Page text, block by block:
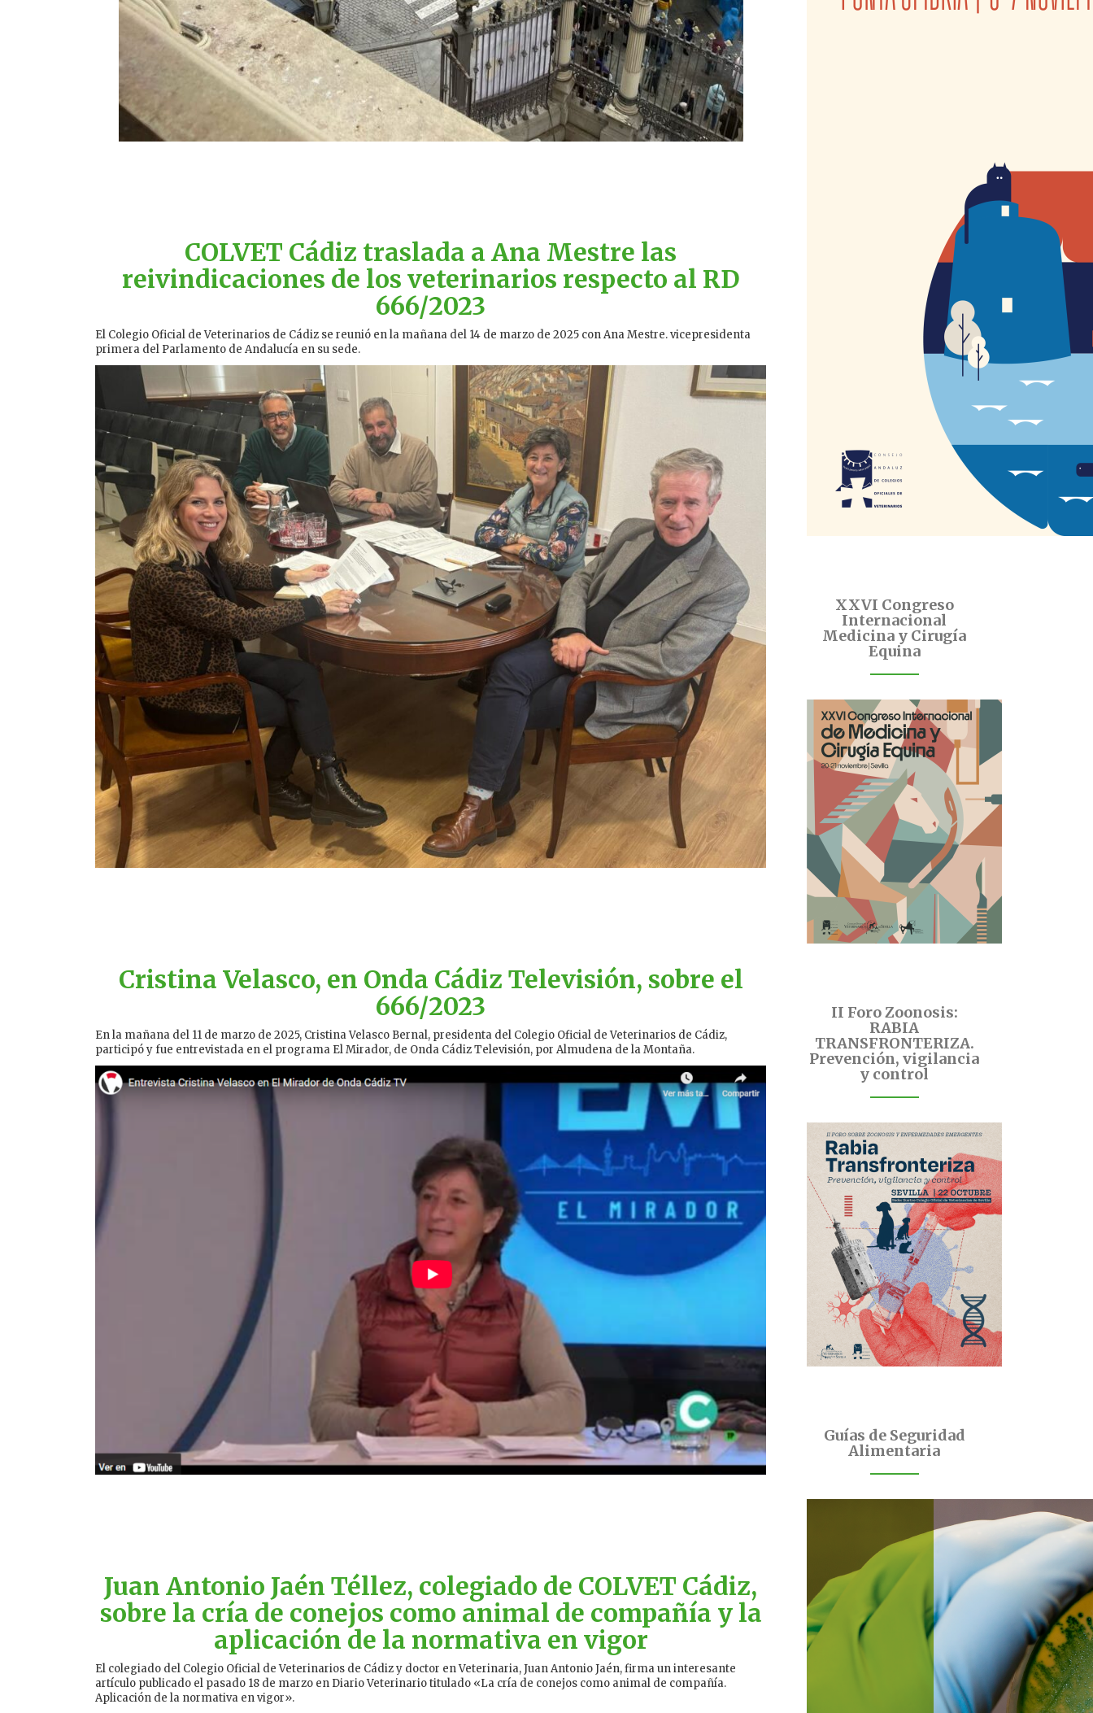
COLVET Cádiz traslada a Ana Mestre las
reivindicaciones de los veterinarios respecto al RD
666/2023
El Colegio Oficial de Veterinarios de Cádiz se reunió en la mañana del 14 de marzo de 2025 con Ana Mestre. vicepresidenta
primera del Parlamento de Andalucía en su sede.
Cristina Velasco, en Onda Cádiz Televisión, sobre el
666/2023
En la mañana del 11 de marzo de 2025, Cristina Velasco Bernal, presidenta del Colegio Oficial de Veterinarios de Cádiz,
participó y fue entrevistada en el programa El Mirador, de Onda Cádiz Televisión, por Almudena de la Montaña.
Juan Antonio Jaén Téllez, colegiado de COLVET Cádiz,
sobre la cría de conejos como animal de compañía y la
aplicación de la normativa en vigor
El colegiado del Colegio Oficial de Veterinarios de Cádiz y doctor en Veterinaria, Juan Antonio Jaén, firma un interesante
artículo publicado el pasado 18 de marzo en Diario Veterinario titulado «La cría de conejos como animal de compañía.
Aplicación de la normativa en vigor».
XXVI Congreso
Internacional
Medicina y Cirugía
Equina
II Foro Zoonosis:
RABIA
TRANSFRONTERIZA.
Prevención, vigilancia
y control
Guías de Seguridad
Alimentaria